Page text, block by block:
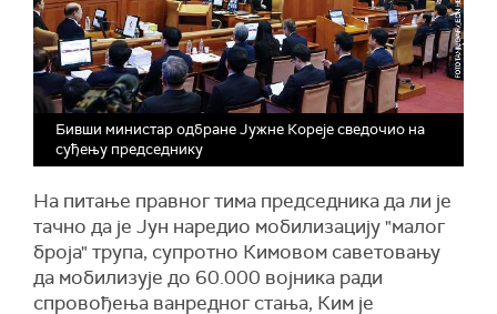
Бивши министар одбране Јужне Кореје сведочио на
суђењу председнику
На питање правног тима председника да ли је
тачно да је Јун наредио мобилизацију "малог
броја" трупа, супротно Кимовом саветовању
да мобилизује до 60.000 војника ради
спровођења ванредног стања, Ким је